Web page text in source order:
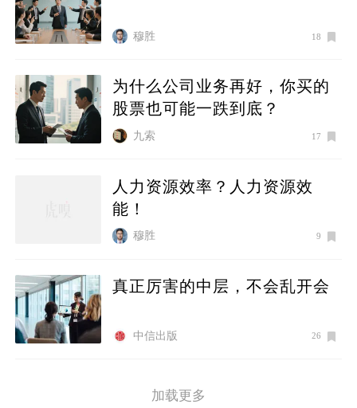
穆胜 18
为什么公司业务再好，你买的
股票也可能一跌到底？
九索 17
人力资源效率？人力资源效
能！
穆胜 9
真正厉害的中层，不会乱开会
中信出版 26
加载更多